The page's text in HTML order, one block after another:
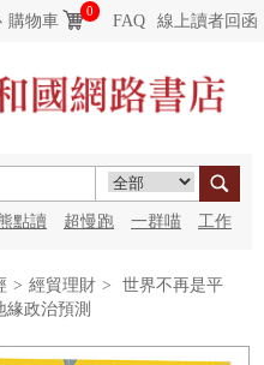
購物車
0
FAQ 線上讀者回函
點讀 超慢跑 一群喵 工作
> 經貿理財 >
世界不再是平
緣政治預測